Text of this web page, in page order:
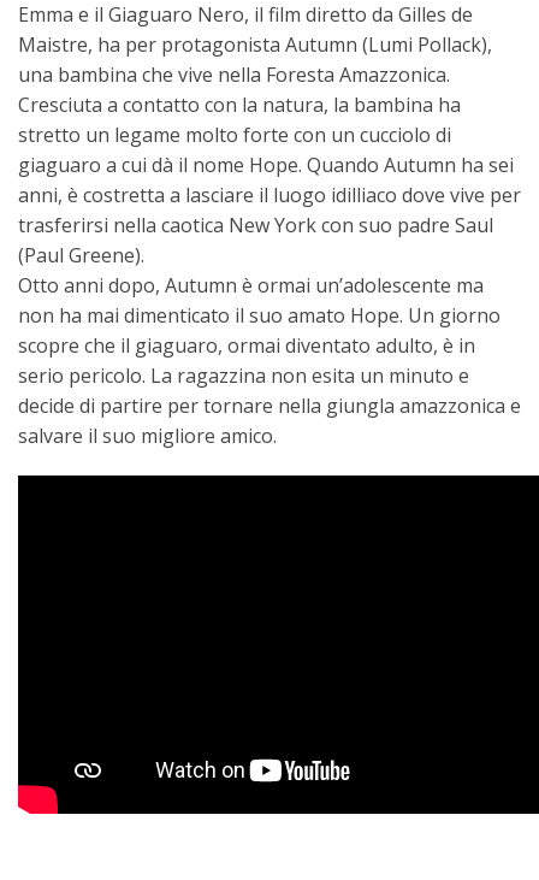
Trasparenza
Contatti
Emma e il Giaguaro Nero, il film diretto da Gilles de
Maistre, ha per protagonista Autumn (Lumi Pollack),
una bambina che vive nella Foresta Amazzonica.
Cresciuta a contatto con la natura, la bambina ha
stretto un legame molto forte con un cucciolo di
giaguaro a cui dà il nome Hope. Quando Autumn ha sei
anni, è costretta a lasciare il luogo idilliaco dove vive per
trasferirsi nella caotica New York con suo padre Saul
(Paul Greene).
Otto anni dopo, Autumn è ormai un’adolescente ma
non ha mai dimenticato il suo amato Hope. Un giorno
scopre che il giaguaro, ormai diventato adulto, è in
serio pericolo. La ragazzina non esita un minuto e
decide di partire per tornare nella giungla amazzonica e
salvare il suo migliore amico.